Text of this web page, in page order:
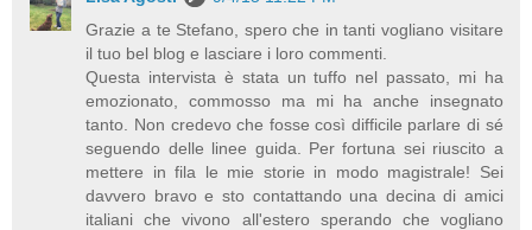
Grazie a te Stefano, spero che in tanti vogliano visitare
il tuo bel blog e lasciare i loro commenti.
Questa intervista è stata un tuffo nel passato, mi ha
emozionato, commosso ma mi ha anche insegnato
tanto. Non credevo che fosse così difficile parlare di sé
seguendo delle linee guida. Per fortuna sei riuscito a
mettere in fila le mie storie in modo magistrale! Sei
davvero bravo e sto contattando una decina di amici
italiani che vivono all'estero sperando che vogliano